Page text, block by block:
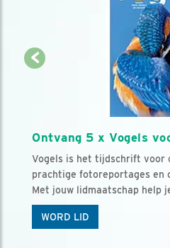
Ontvang 5 x Vogels
Vogels is het tijdschrift voor
prachtige fotoreportages en
Met jouw lidmaatschap help
WORD LID